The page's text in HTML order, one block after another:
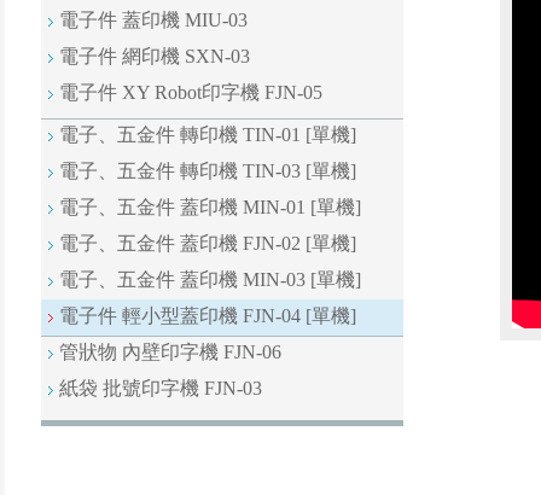
電子件 蓋印機 MIU-03
電子件 網印機 SXN-03
電子件 XY Robot印字機 FJN-05
電子、五金件 轉印機 TIN-01 [單機]
電子、五金件 轉印機 TIN-03 [單機]
電子、五金件 蓋印機 MIN-01 [單機]
電子、五金件 蓋印機 FJN-02 [單機]
電子、五金件 蓋印機 MIN-03 [單機]
電子件 輕小型蓋印機 FJN-04 [單機]
管狀物 內壁印字機 FJN-06
紙袋 批號印字機 FJN-03